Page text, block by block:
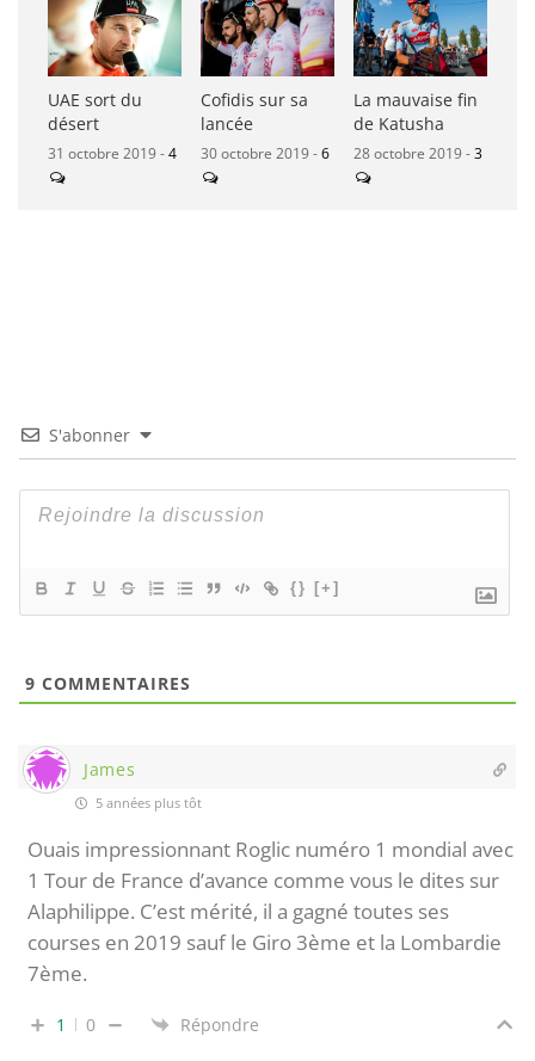
UAE sort du
désert
31 octobre 2019 -4
Cofidis sur sa
lancée
30 octobre 2019 -6
La mauvaise fin
de Katusha
28 octobre 2019 -3
S'abonner
{} [+]
9 COMMENTAIRES
James
5 années plus tôt
Ouais impressionnant Roglic numéro 1 mondial avec
1 Tour de France d’avance comme vous le dites sur
Alaphilippe. C’est mérité, il a gagné toutes ses
courses en 2019 sauf le Giro 3ème et la Lombardie
7ème.
1 0 Répondre